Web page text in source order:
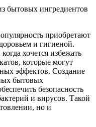
бытовых ингредиентов
приобретают
и гигиеной.
хочется избежать
которые могут
эффектов. Создание
бытовых
безопасность
и вирусов. Такой
но и